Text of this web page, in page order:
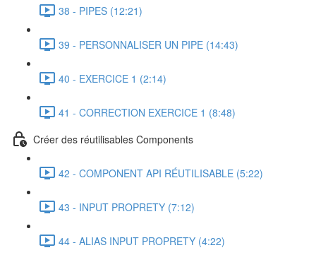
38 - PIPES (12:21)
39 - PERSONNALISER UN PIPE (14:43)
40 - EXERCICE 1 (2:14)
41 - CORRECTION EXERCICE 1 (8:48)
Créer des réutilisables Components
42 - COMPONENT API RÉUTILISABLE (5:22)
43 - INPUT PROPRETY (7:12)
44 - ALIAS INPUT PROPRETY (4:22)